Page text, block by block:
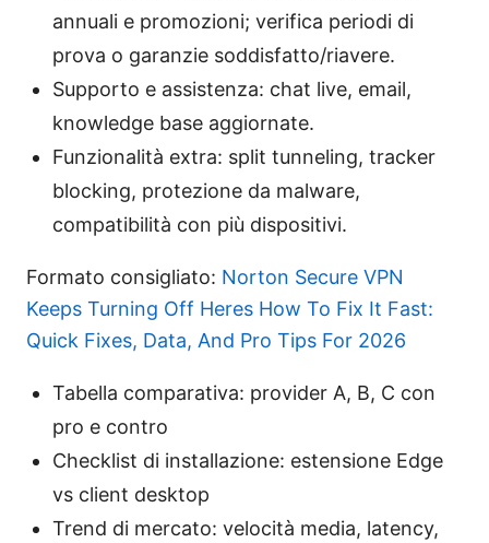
annuali e promozioni; verifica periodi di
prova o garanzie soddisfatto/riavere.
Supporto e assistenza: chat live, email,
knowledge base aggiornate.
Funzionalità extra: split tunneling, tracker
blocking, protezione da malware,
compatibilità con più dispositivi.
Formato consigliato: Norton Secure VPN
Keeps Turning Off Heres How To Fix It Fast:
Quick Fixes, Data, And Pro Tips For 2026
Tabella comparativa: provider A, B, C con
pro e contro
Checklist di installazione: estensione Edge
vs client desktop
Trend di mercato: velocità media, latency,